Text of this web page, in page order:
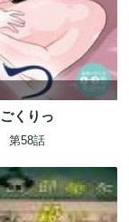
ごくりっ
第58話